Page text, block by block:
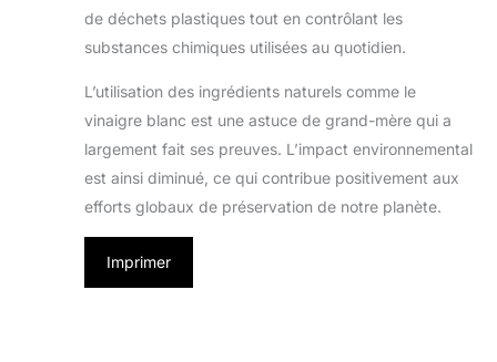
de déchets plastiques tout en contrôlant les
substances chimiques utilisées au quotidien.
L’utilisation des ingrédients naturels comme le
vinaigre blanc est une astuce de grand-mère qui a
largement fait ses preuves. L’impact environnemental
est ainsi diminué, ce qui contribue positivement aux
efforts globaux de préservation de notre planète.
Imprimer